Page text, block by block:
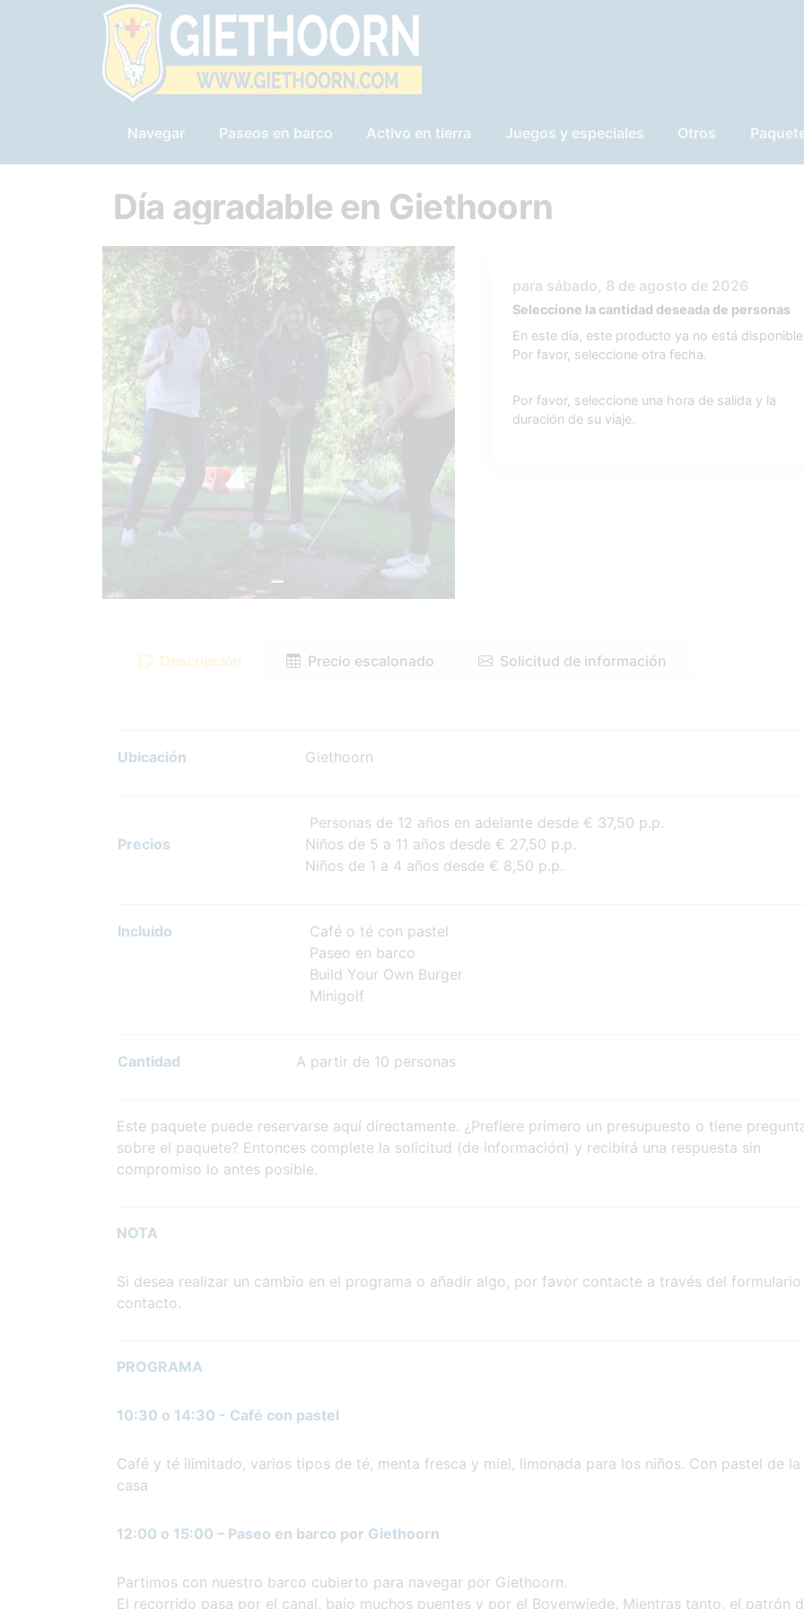
Navegar Paseos en barco Activo en tierra Juegos y especiales Otros
Día agradable en Giethoorn
para sábado, 8 de agosto de 2026
Seleccione la cantidad deseada de personas
En este día, este producto ya no está
Por favor, seleccione otra fecha.
Por favor, seleccione una hora de salida y la
duración de su viaje.
Descripción Precio escalonado Solicitud de información
Ubicación Giethoorn
Precios
Personas de 12 años en adelante desde € 37,50 p.p.
Niños de 5 a 11 años desde € 27,50 p.p.
Niños de 1 a 4 años desde € 8,50 p.p.
Incluido
Café o té con pastel
Paseo en barco
Build Your Own Burger
Minigolf
Cantidad A partir de 10 personas
Este paquete puede reservarse aquí directamente. ¿Prefiere primero un presupuesto o tiene
sobre el paquete? Entonces complete la solicitud (de información) y recibirá una respuesta sin
compromiso lo antes posible.
NOTA
Si desea realizar un cambio en el programa o añadir algo, por favor contacte a través del
contacto.
PROGRAMA
10:30 o 14:30 - Café con pastel
Café y té ilimitado, varios tipos de té, menta fresca y miel, limonada para los niños. Con pastel de la
casa
12:00 o 15:00 – Paseo en barco por Giethoorn
Partimos con nuestro barco cubierto para navegar por Giethoorn.
El recorrido pasa por el canal, bajo muchos puentes y por el Bovenwiede. Mientras tanto, el patrón